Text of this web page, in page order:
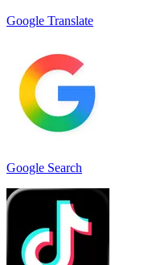
Google Translate
Google Search